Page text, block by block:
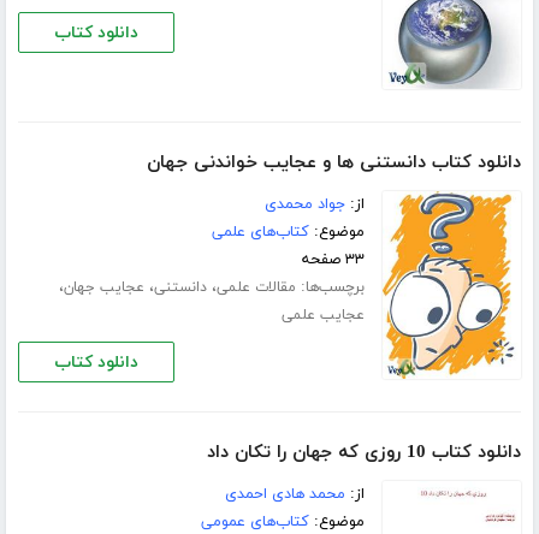
دانلود کتاب
دانلود کتاب دانستنی ھا و عجایب خواندنی جھان
از:جواد محمدی
موضوع:کتاب‌های علمی
۳۳ صفحه
برچسب‌ها: مقالات علمی،دانستنی، عجایب جھان،
عجایب علمی
دانلود کتاب
دانلود کتاب 10 روزی که جهان را تکان داد
از: محمد هادی احمدی
موضوع:کتاب‌های عمومی